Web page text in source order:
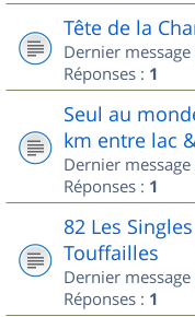
Tête de la
Dernier
Réponses : 1
Seul au
km entre lac
Dernier
Réponses : 1
82 Les
Touffailles
Dernier
Réponses : 1